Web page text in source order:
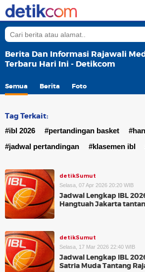
Berita Dan Informasi Rajawali
Terbaru Hari Ini - Detikcom
Semua Berita Foto
Tag Terkait:
#ibl 2026 #pertandingan basket
#jadwal pertandingan
#klasemen ibl
detikSumut
Selasa, 07 Apr 2026 20:20 WIB
Jadwal Lengkap IBL
Hangtuah Jakarta
detikSumut
Selasa, 17 Mar 2026 22:40 WIB
Jadwal Lengkap IBL
Satria Muda Tantang